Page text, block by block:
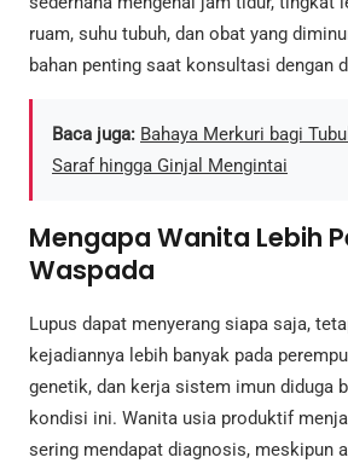
ruam, suhu tubuh, dan obat yang
bahan penting saat konsultasi dengan
Baca juga: Bahaya Merkuri bagi
Saraf hingga Ginjal Mengintai
Mengapa Wanita Lebih
Waspada
Lupus dapat menyerang siapa saja,
kejadiannya lebih banyak pada
genetik, dan kerja sistem imun diduga
kondisi ini. Wanita usia produktif
sering mendapat diagnosis, meskipun